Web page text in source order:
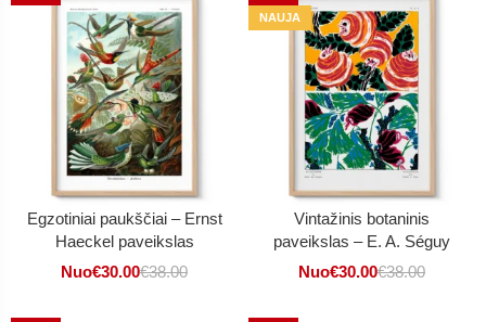
Egzotiniai paukščiai – Ernst
Haeckel paveikslas
Nuo€30.00€38.00
NAUJA
Vintažinis botaninis
paveikslas – E. A. Séguy
Nuo€30.00€38.00